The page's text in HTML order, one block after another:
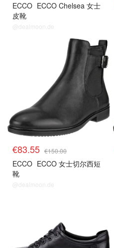
ECCO ECCO Chelsea 女士
皮靴
@dealmoon.de
€83.55 €150.00
ECCO ECCO 女士切尔西短
靴
@dealmoon.de